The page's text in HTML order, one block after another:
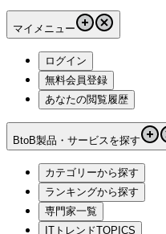
マイメニュー
ログイン
無料会員登録
あなたの閲覧履歴
BtoB製品・サービスを探す
カテゴリーから探す
ランキングから探す
専門家一覧
ITトレンドTOPICS